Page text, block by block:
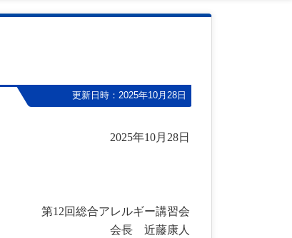
更新日時：2025年10月28日
2025年10月28日
第12回総合アレルギー講習会
会長 近藤康人